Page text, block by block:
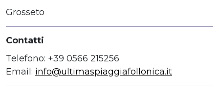
Grosseto
Contatti
Telefono: +39 0566 215256
Email: info@ultimaspiaggiafollonica.it